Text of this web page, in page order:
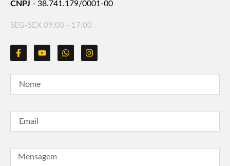
CNPJ - 38.741.179/0001-00
SEG-SEX 09:00 - 17:00